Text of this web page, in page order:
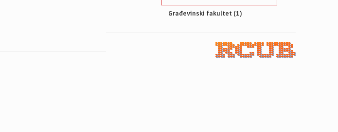
Građevinski fakultet (1)